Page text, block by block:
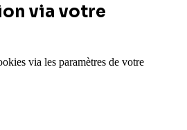
via votre
via les paramètres de votre